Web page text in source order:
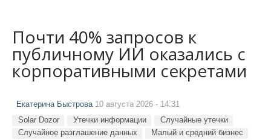
Почти 40% запросов к
публичному ИИ оказались с
корпоративными секретами
Екатерина Быстрова10 августа 2026 - 14:31
Solar Dozor Утечки информации
Случайные утечки
Случайное разглашение данных
Малый и средний бизнес